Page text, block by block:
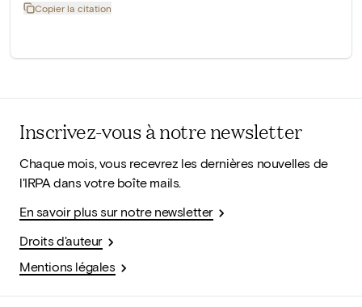
Copier la citation
Inscrivez-vous à notre newsletter
Chaque mois, vous recevrez les dernières nouvelles de
l'IRPA dans votre boîte mails.
En savoir plus sur notre newsletter
Droits d'auteur
Mentions légales